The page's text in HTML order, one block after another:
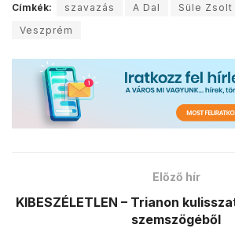
Címkék: szavazás A Dal Süle Zsolt
Veszprém
Előző hír
KIBESZÉLETLEN – Trianon
szemszögéből